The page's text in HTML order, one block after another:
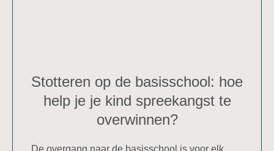
Stotteren op de basisschool: hoe
help je je kind spreekangst te
overwinnen?
De overgang naar de basisschool is voor elk